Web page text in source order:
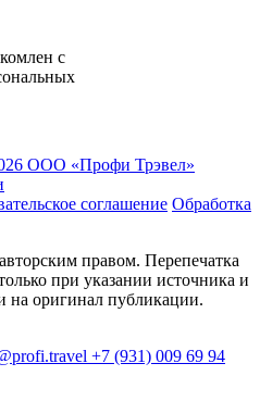
с
ООО «Профи Трэвeл»
соглашение Обработка
правом. Перепечатка
при указании источника и
на оригинал публикации.
+7 (931) 009 69 94